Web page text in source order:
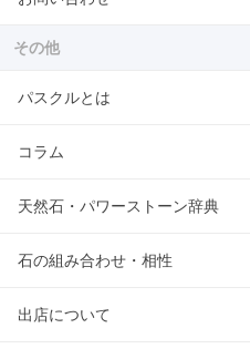
その他
パスクルとは
コラム
天然石・パワーストーン辞典
石の組み合わせ・相性
出店について